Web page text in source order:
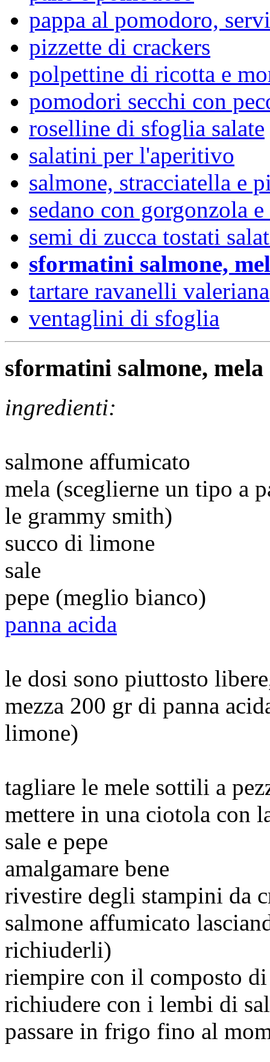
pappa al pomodoro,
pizzette di crackers
polpettine di ricotta e
pomodori secchi con
roselline di sfoglia salate
salatini per l'aperitivo
salmone, stracciatella e
sedano con gorgonzola
semi di zucca tostati
sformatini salmone,
tartare ravanelli valeriana
ventaglini di sfoglia
sformatini salmone, mela
ingredienti:
salmone affumicato
mela (sceglierne un tipo a
le grammy smith)
succo di limone
sale
pepe (meglio bianco)
panna acida
le dosi sono piuttosto
mezza 200 gr di panna
limone)
tagliare le mele sottili a
mettere in una ciotola con
sale e pepe
amalgamare bene
rivestire degli stampini da
salmone affumicato
richiuderli)
riempire con il composto di
richiudere con i lembi di
passare in frigo fino al